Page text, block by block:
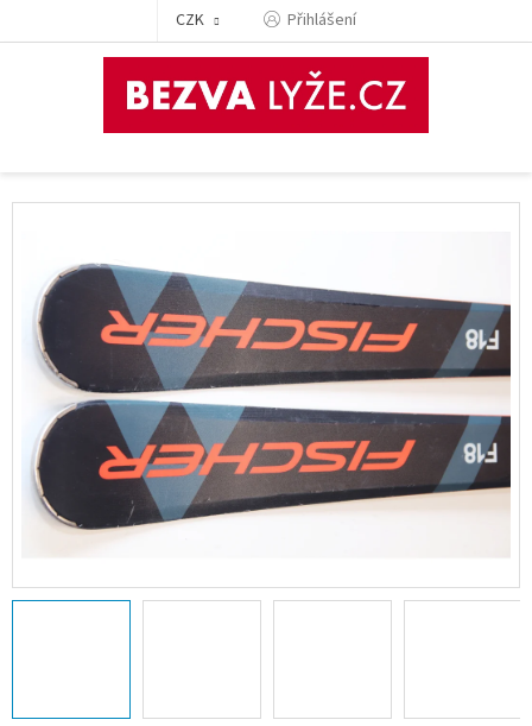
CZK Přihlášení